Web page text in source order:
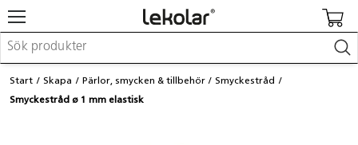
Möbler & inredning
Lekplatsutrustning & utemiljö
Start Skapa Pärlor, smycken & tillbehör
Smyckestråd
Smyckestråd ø 1 mm elastisk